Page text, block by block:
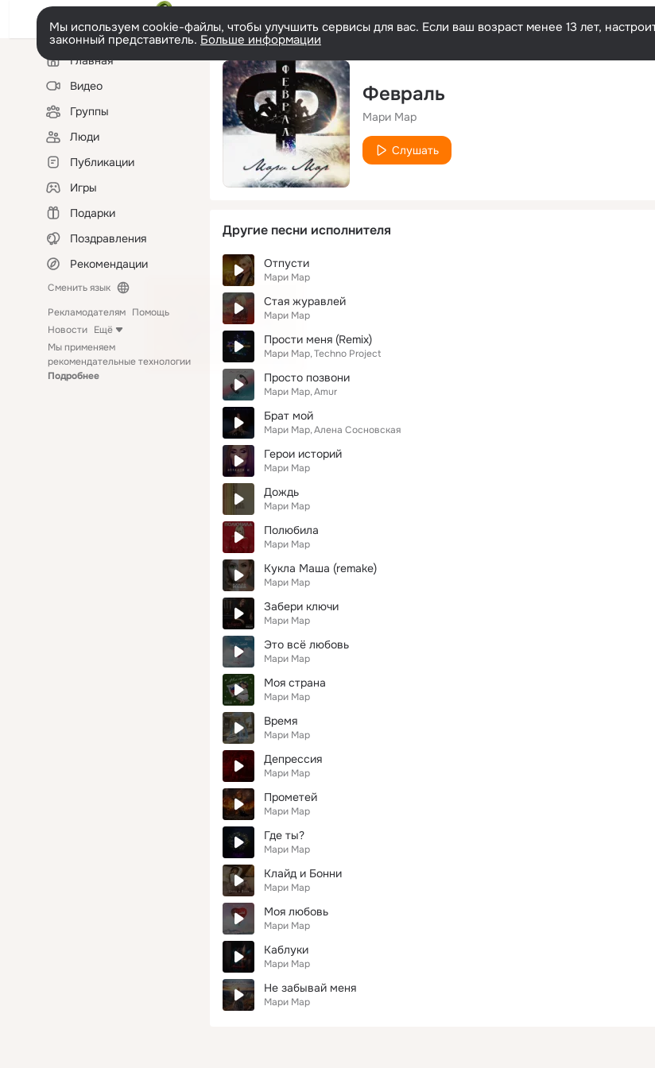
Мы используем cookie-файлы, чтобы улучшить сервисы для вас. Если ваш возраст менее 13 лет,
законный представитель. Больше информации
Левая
колонкаГлавная
Видео
Группы
Люди
Публикации
Игры
Подарки
Поздравления
Рекомендации
Сменить язык
Рекламодателям Помощь
Новости Ещё
Мы применяем
рекомендательные технологии
Подробнее
Февраль
Мари Мар
Слушать
Другие песни исполнителя
Отпусти
Мари Мар
Стая журавлей
Мари Мар
Прости меня (Remix)
Мари Мар Techno Project
Просто позвони
Мари Мар Amur
Брат мой
Мари Мар Алена Сосновская
Герои историй
Мари Мар
Дождь
Мари Мар
Полюбила
Мари Мар
Кукла Маша (remake)
Мари Мар
Забери ключи
Мари Мар
Это всё любовь
Мари Мар
Моя страна
Мари Мар
Время
Мари Мар
Депрессия
Мари Мар
Прометей
Мари Мар
Где ты?
Мари Мар
Клайд и Бонни
Мари Мар
Моя любовь
Мари Мар
Каблуки
Мари Мар
Не забывай меня
Мари Мар